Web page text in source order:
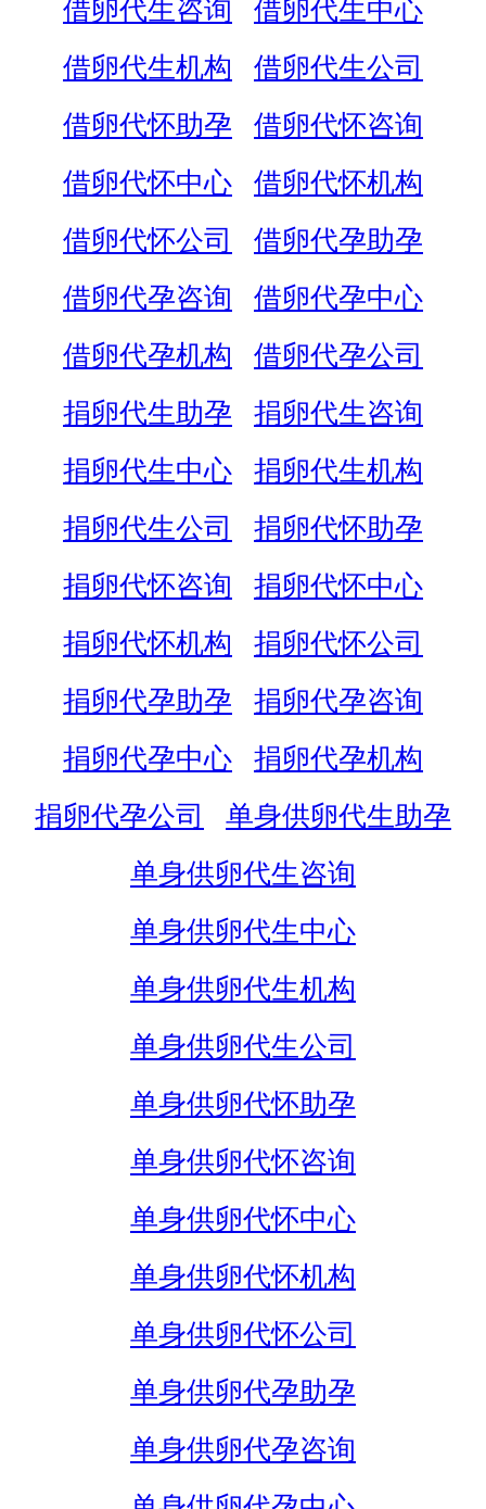
借卵代生咨询
借卵代生中心
借卵代生机构
借卵代生公司
借卵代怀助孕
借卵代怀咨询
借卵代怀中心
借卵代怀机构
借卵代怀公司
借卵代孕助孕
借卵代孕咨询
借卵代孕中心
借卵代孕机构
借卵代孕公司
捐卵代生助孕
捐卵代生咨询
捐卵代生中心
捐卵代生机构
捐卵代生公司
捐卵代怀助孕
捐卵代怀咨询
捐卵代怀中心
捐卵代怀机构
捐卵代怀公司
捐卵代孕助孕
捐卵代孕咨询
捐卵代孕中心
捐卵代孕机构
捐卵代孕公司
单身供卵代生助孕
单身供卵代生咨询
单身供卵代生中心
单身供卵代生机构
单身供卵代生公司
单身供卵代怀助孕
单身供卵代怀咨询
单身供卵代怀中心
单身供卵代怀机构
单身供卵代怀公司
单身供卵代孕助孕
单身供卵代孕咨询